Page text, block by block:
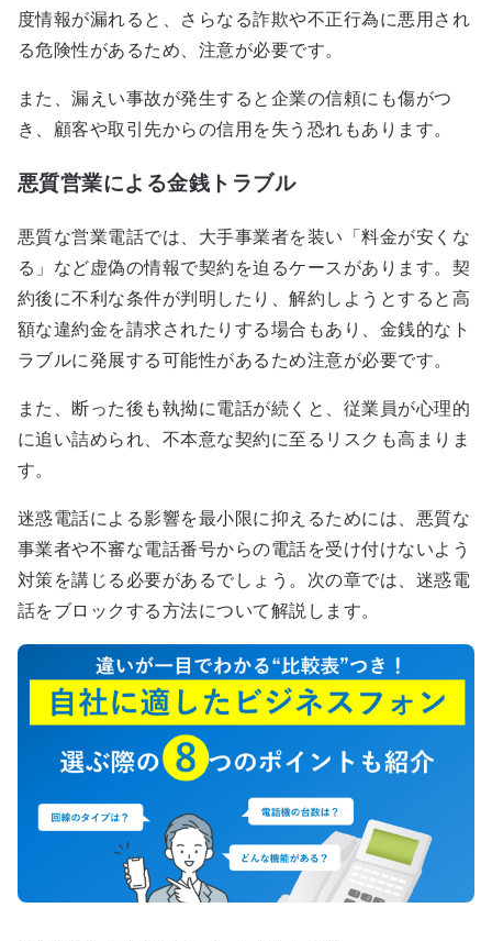
度情報が漏れると、さらなる詐欺や不正行為に悪用され
る危険性があるため、注意が必要です。
また、漏えい事故が発生すると企業の信頼にも傷がつ
き、顧客や取引先からの信用を失う恐れもあります。
悪質営業による金銭トラブル
悪質な営業電話では、大手事業者を装い「料金が安くな
る」など虚偽の情報で契約を迫るケースがあります。契
約後に不利な条件が判明したり、解約しようとすると高
額な違約金を請求されたりする場合もあり、金銭的なト
ラブルに発展する可能性があるため注意が必要です。
また、断った後も執拗に電話が続くと、従業員が心理的
に追い詰められ、不本意な契約に至るリスクも高まりま
す。
迷惑電話による影響を最小限に抑えるためには、悪質な
事業者や不審な電話番号からの電話を受け付けないよう
対策を講じる必要があるでしょう。次の章では、迷惑電
話をブロックする方法について解説します。